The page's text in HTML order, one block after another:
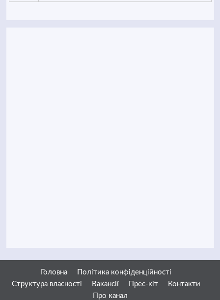
Головна
Політика конфіденційності
Структура власності
Вакансії Прес-кіт
Контакти
Про канал